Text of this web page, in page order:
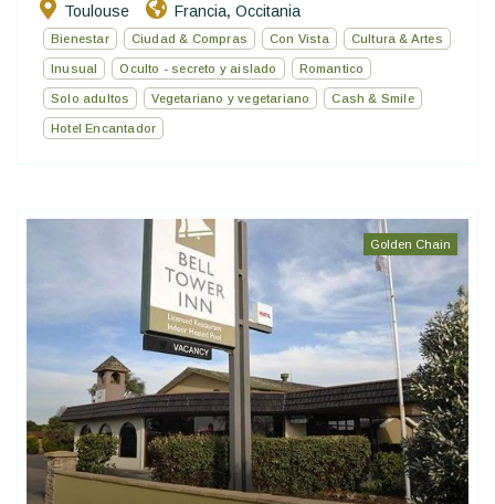
Toulouse Francia, Occitania
Bienestar Ciudad & Compras Con Vista Cultura & Artes
Inusual Oculto - secreto y aislado Romantico
Solo adultos Vegetariano y vegetariano Cash & Smile
Hotel Encantador
Golden Chain